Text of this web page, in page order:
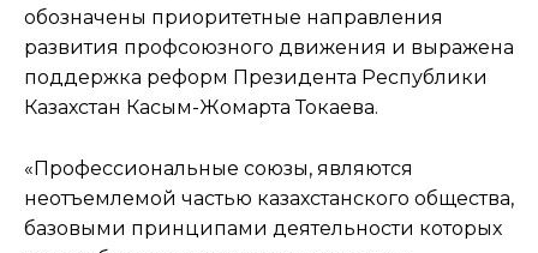
обозначены приоритетные направления
развития профсоюзного движения и выражена
поддержка реформ Президента Республики
Казахстан Касым-Жомарта Токаева.
«Профессиональные союзы, являются
неотъемлемой частью казахстанского общества,
базовыми принципами деятельности которых